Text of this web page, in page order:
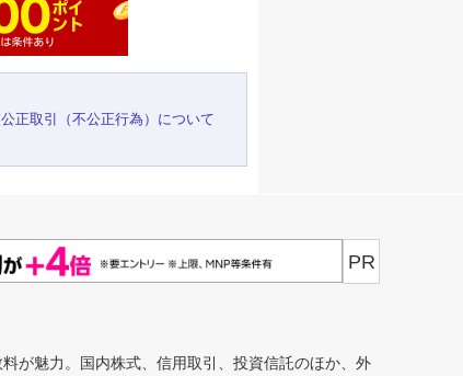
正取引（不公正行為）について
PR
が魅力。国内株式、信用取引、投資信託のほか、外